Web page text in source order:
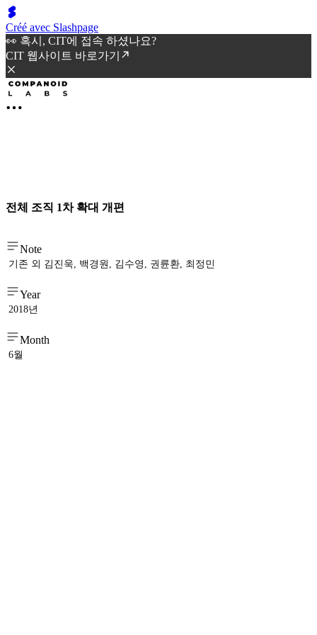
Créé avec Slashpage
👀 혹시, CIT에 접속 하셨나요?
CIT 웹사이트 바로가기
전체 조직 1차 확대 개편
Note
기존 외 김진욱, 백경원, 김수영, 권륜환, 최정민
Year
2018년
Month
6월